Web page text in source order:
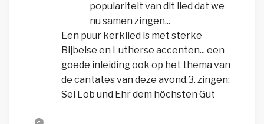
populariteit van dit lied dat we
nu samen zingen...
Een puur kerklied is met sterke
Bijbelse en Lutherse accenten... een
goede inleiding ook op het thema van
de cantates van deze avond.3. zingen:
Sei Lob und Ehr dem höchsten Gut